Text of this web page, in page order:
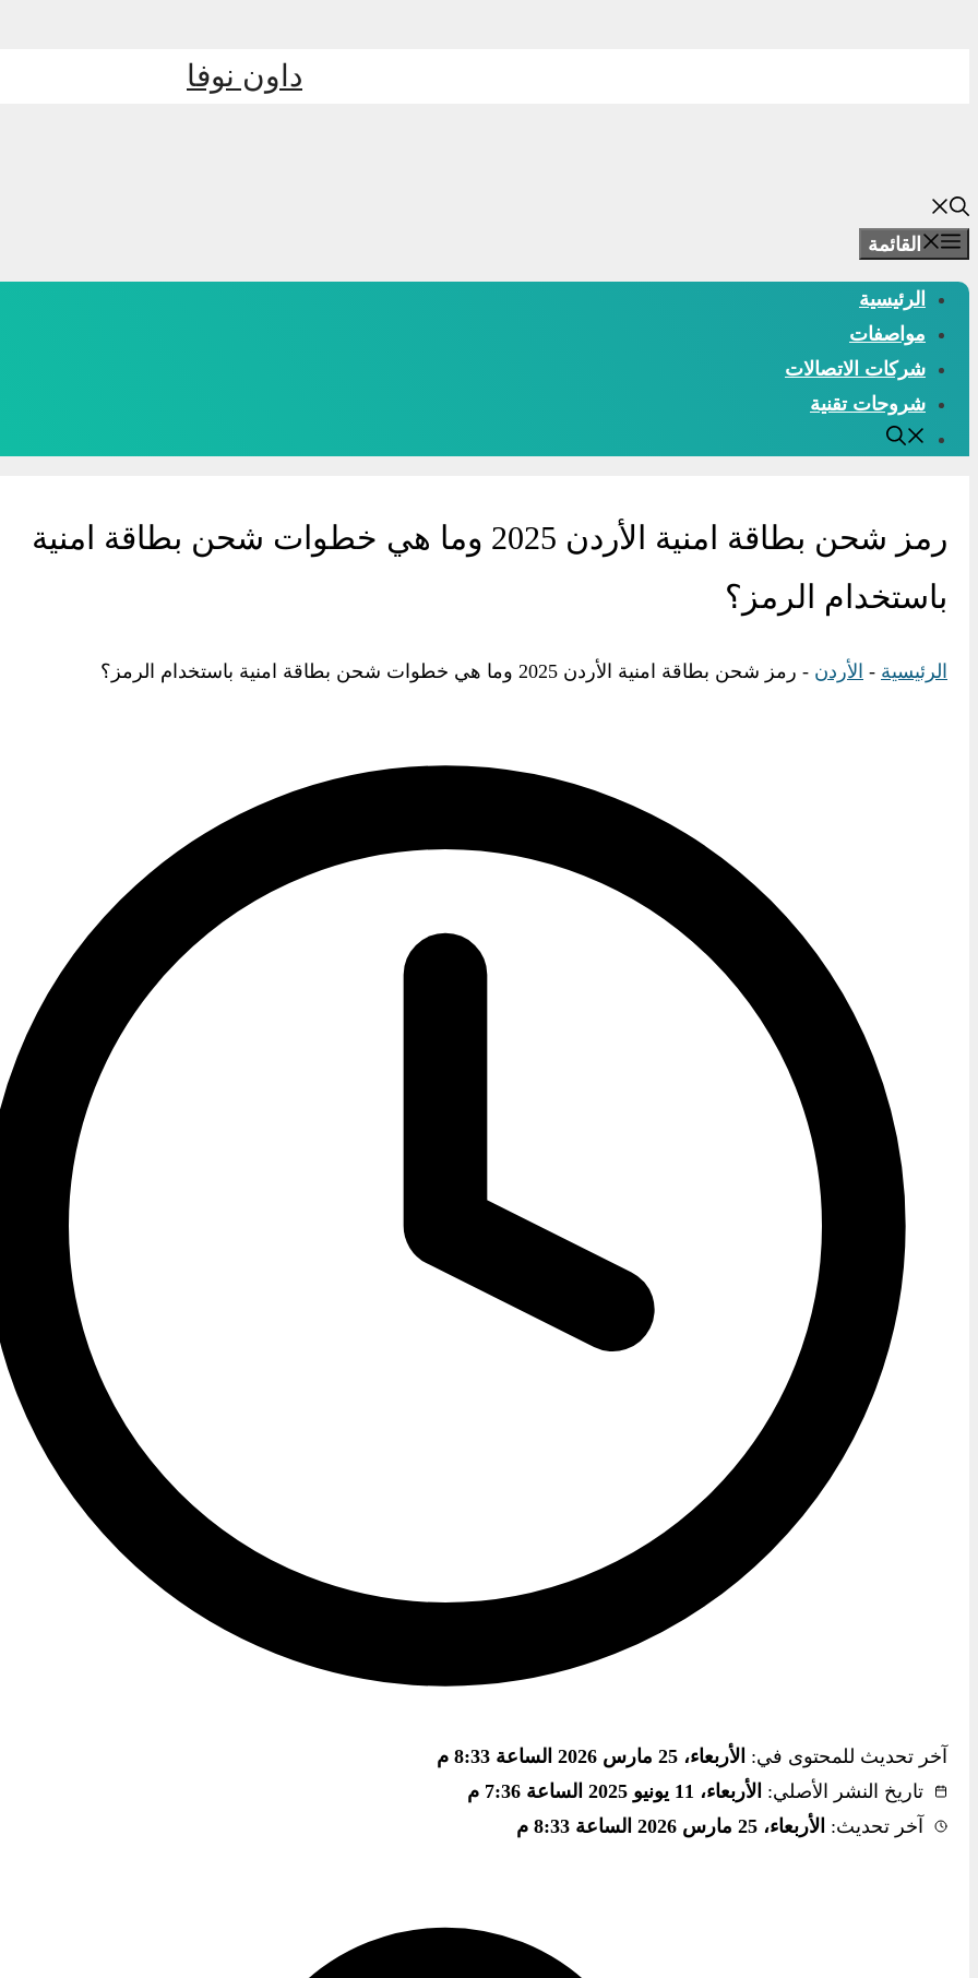
داون نوفا
القائمة
الرئيسية
مواصفات
شركات الاتصالات
شروحات تقنية
رمز شحن بطاقة امنية الأردن 2025 وما هي خطوات شحن بطاقة امنية
باستخدام الرمز؟
الرئيسية - الأردن - رمز شحن بطاقة امنية الأردن 2025 وما هي خطوات شحن بطاقة امنية باستخدام الرمز؟
آخر تحديث للمحتوى في: الأربعاء، 25 مارس 2026 الساعة 8:33 م
تاريخ النشر الأصلي: الأربعاء، 11 يونيو 2025 الساعة 7:36 م
آخر تحديث: الأربعاء، 25 مارس 2026 الساعة 8:33 م